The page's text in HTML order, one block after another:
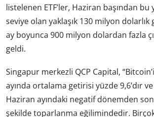
listelenen ETF’ler, Haziran başından bu
seviye olan yaklaşık 130 milyon
ay boyunca 900 milyon dolardan fazla
geldi.
Singapur merkezli QCP Capital,
ayında ortalama getirisi yüzde 9,6’dır
Haziran ayındaki negatif dönemden
şekilde toparlanma eğilimindedir.